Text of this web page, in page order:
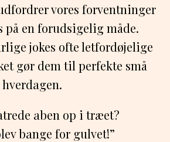
vores forventninger
på en forudsigelig måde.
jokes ofte letfordøjelige
gør dem til perfekte små
aben op i træet?
bange for gulvet!”